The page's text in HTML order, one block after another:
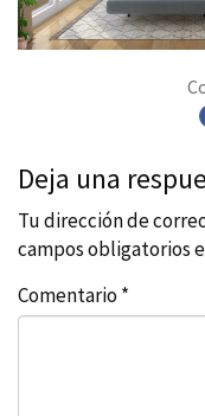
Deja una
Tu dirección de
campos obligatorios
Comentario*